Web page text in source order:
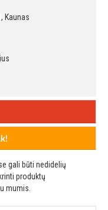
Kaunas
gali būti nedidelių
produktų
mumis.